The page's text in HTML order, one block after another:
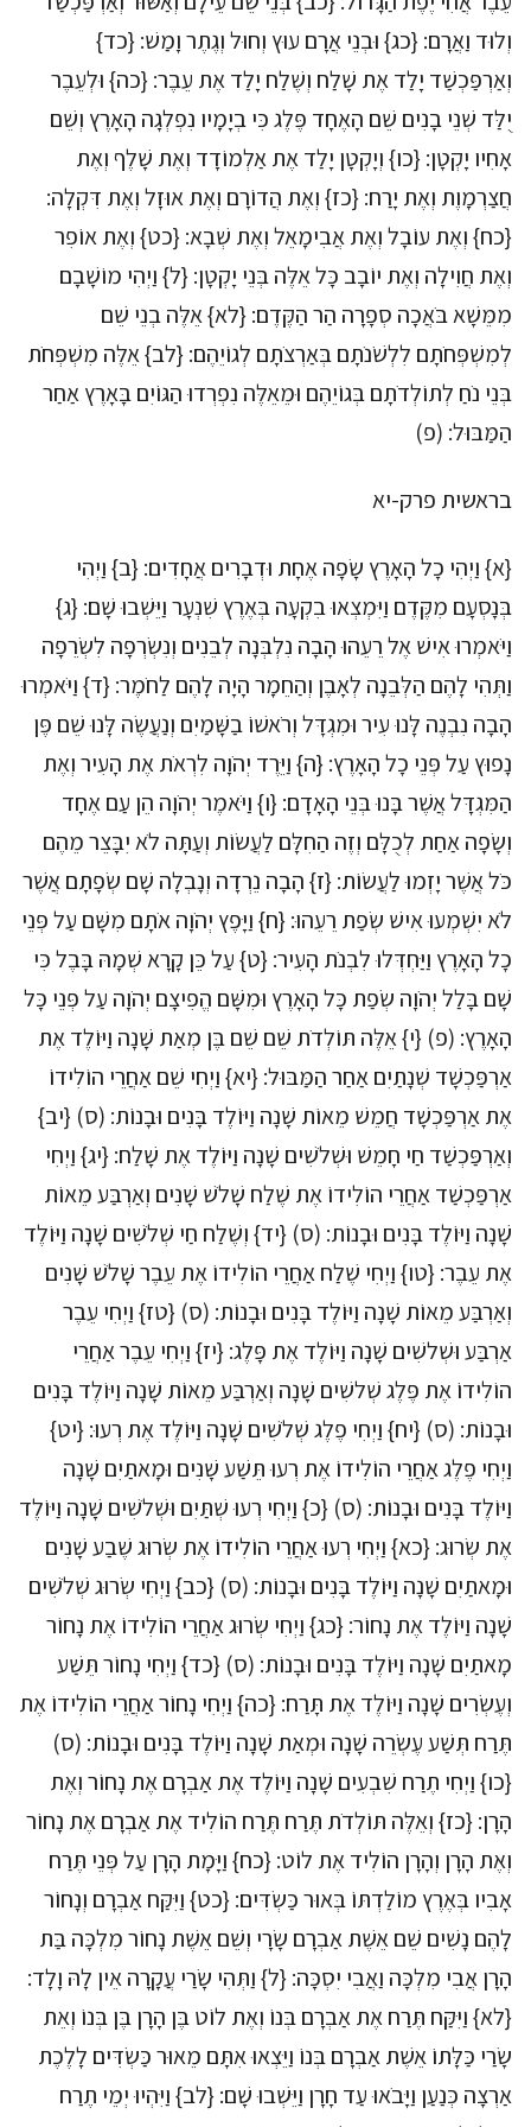
וְלוּד וַאֲרָם: {כג} וּבְנֵי אֲרָם עוּץ וְחוּל וְגֶתֶר וָמַשׁ: {כד}
וְאַרְפַּכְשַׁד יָלַד אֶת שָׁלַח וְשֶׁלַח יָלַד אֶת עֵבֶר: {כה} וּלְעֵבֶר
יֻלַּד שְׁנֵי בָנִים שֵׁם הָאֶחָד פֶּלֶג כִּי בְיָמָיו נִפְלְגָה הָאָרֶץ וְשֵׁם
אָחִיו יָקְטָן: {כו} וְיָקְטָן יָלַד אֶת אַלְמוֹדָד וְאֶת שָׁלֶף וְאֶת
חֲצַרְמָוֶת וְאֶת יָרַח: {כז} וְאֶת הֲדוֹרָם וְאֶת אוּזָל וְאֶת דִּקְלָה:
{כח} וְאֶת עוֹבָל וְאֶת אֲבִימָאֵל וְאֶת שְׁבָא: {כט} וְאֶת אוֹפִר
וְאֶת חֲוִילָה וְאֶת יוֹבָב כָּל אֵלֶּה בְּנֵי יָקְטָן: {ל} וַיְהִי מוֹשָׁבָם
מִמֵּשָׁא בֹּאֲכָה סְפָרָה הַר הַקֶּדֶם: {לא} אֵלֶּה בְנֵי שֵׁם
לְמִשְׁפְּחֹתָם לִלְשֹׁנֹתָם בְּאַרְצֹתָם לְגוֹיֵהֶם: {לב} אֵלֶּה מִשְׁפְּחֹת
בְּנֵי נֹחַ לְתוֹלְדֹתָם בְּגוֹיֵהֶם וּמֵאֵלֶּה נִפְרְדוּ הַגּוֹיִם בָּאָרֶץ אַחַר
הַמַּבּוּל: (פ)
בראשית פרק-יא
{א} וַיְהִי כָל הָאָרֶץ שָׂפָה אֶחָת וּדְבָרִים אֲחָדִים: {ב} וַיְהִי
בְּנָסְעָם מִקֶּדֶם וַיִּמְצְאוּ בִקְעָה בְּאֶרֶץ שִׁנְעָר וַיֵּשְׁבוּ שָׁם: {ג}
וַיֹּאמְרוּ אִישׁ אֶל רֵעֵהוּ הָבָה נִלְבְּנָה לְבֵנִים וְנִשְׂרְפָה לִשְׂרֵפָה
וַתְּהִי לָהֶם הַלְּבֵנָה לְאָבֶן וְהַחֵמָר הָיָה לָהֶם לַחֹמֶר: {ד} וַיֹּאמְרוּ
הָבָה נִבְנֶה לָּנוּ עִיר וּמִגְדָּל וְרֹאשׁוֹ בַשָּׁמַיִם וְנַעֲשֶׂה לָּנוּ שֵׁם פֶּן
נָפוּץ עַל פְּנֵי כָל הָאָרֶץ: {ה} וַיֵּרֶד יְהֹוָה לִרְאֹת אֶת הָעִיר וְאֶת
הַמִּגְדָּל אֲשֶׁר בָּנוּ בְּנֵי הָאָדָם: {ו} וַיֹּאמֶר יְהֹוָה הֵן עַם אֶחָד
וְשָׂפָה אַחַת לְכֻלָּם וְזֶה הַחִלָּם לַעֲשׂוֹת וְעַתָּה לֹא יִבָּצֵר מֵהֶם
כֹּל אֲשֶׁר יָזְמוּ לַעֲשׂוֹת: {ז} הָבָה נֵרְדָה וְנָבְלָה שָׁם שְׂפָתָם אֲשֶׁר
לֹא יִשְׁמְעוּ אִישׁ שְׂפַת רֵעֵהוּ: {ח} וַיָּפֶץ יְהֹוָה אֹתָם מִשָּׁם עַל פְּנֵי
כָל הָאָרֶץ וַיַּחְדְּלוּ לִבְנֹת הָעִיר: {ט} עַל כֵּן קָרָא שְׁמָהּ בָּבֶל כִּי
שָׁם בָּלַל יְהֹוָה שְׂפַת כָּל הָאָרֶץ וּמִשָּׁם הֱפִיצָם יְהֹוָה עַל פְּנֵי כָּל
הָאָרֶץ: (פ) {י} אֵלֶּה תּוֹלְדֹת שֵׁם שֵׁם בֶּן מְאַת שָׁנָה וַיּוֹלֶד אֶת
אַרְפַּכְשָׁד שְׁנָתַיִם אַחַר הַמַּבּוּל: {יא} וַיְחִי שֵׁם אַחֲרֵי הוֹלִידוֹ
אֶת אַרְפַּכְשָׁד חֲמֵשׁ מֵאוֹת שָׁנָה וַיּוֹלֶד בָּנִים וּבָנוֹת: (ס) {יב}
וְאַרְפַּכְשַׁד חַי חָמֵשׁ וּשְׁלֹשִׁים שָׁנָה וַיּוֹלֶד אֶת שָׁלַח: {יג} וַיְחִי
אַרְפַּכְשַׁד אַחֲרֵי הוֹלִידוֹ אֶת שֶׁלַח שָׁלֹשׁ שָׁנִים וְאַרְבַּע מֵאוֹת
שָׁנָה וַיּוֹלֶד בָּנִים וּבָנוֹת: (ס) {יד} וְשֶׁלַח חַי שְׁלֹשִׁים שָׁנָה וַיּוֹלֶד
אֶת עֵבֶר: {טו} וַיְחִי שֶׁלַח אַחֲרֵי הוֹלִידוֹ אֶת עֵבֶר שָׁלֹשׁ שָׁנִים
וְאַרְבַּע מֵאוֹת שָׁנָה וַיּוֹלֶד בָּנִים וּבָנוֹת: (ס) {טז} וַיְחִי עֵבֶר
אַרְבַּע וּשְׁלשִׁים שָׁנָה וַיּוֹלֶד אֶת פָּלֶג: {יז} וַיְחִי עֵבֶר אַחֲרֵי
הוֹלִידוֹ אֶת פֶּלֶג שְׁלשִׁים שָׁנָה וְאַרְבַּע מֵאוֹת שָׁנָה וַיּוֹלֶד בָּנִים
וּבָנוֹת: (ס) {יח} וַיְחִי פֶלֶג שְׁלֹשִׁים שָׁנָה וַיּוֹלֶד אֶת רְעוּ: {יט}
וַיְחִי פֶלֶג אַחֲרֵי הוֹלִידוֹ אֶת רְעוּ תֵּשַׁע שָׁנִים וּמָאתַיִם שָׁנָה
וַיּוֹלֶד בָּנִים וּבָנוֹת: (ס) {כ} וַיְחִי רְעוּ שְׁתַּיִם וּשְׁלֹשִׁים שָׁנָה וַיּוֹלֶד
אֶת שְׂרוּג: {כא} וַיְחִי רְעוּ אַחֲרֵי הוֹלִידוֹ אֶת שְׂרוּג שֶׁבַע שָׁנִים
וּמָאתַיִם שָׁנָה וַיּוֹלֶד בָּנִים וּבָנוֹת: (ס) {כב} וַיְחִי שְׂרוּג שְׁלֹשִׁים
שָׁנָה וַיּוֹלֶד אֶת נָחוֹר: {כג} וַיְחִי שְׂרוּג אַחֲרֵי הוֹלִידוֹ אֶת נָחוֹר
מָאתַיִם שָׁנָה וַיּוֹלֶד בָּנִים וּבָנוֹת: (ס) {כד} וַיְחִי נָחוֹר תֵּשַׁע
וְעֶשְׂרִים שָׁנָה וַיּוֹלֶד אֶת תָּרַח: {כה} וַיְחִי נָחוֹר אַחֲרֵי הוֹלִידוֹ אֶת
תֶּרַח תְּשַׁע עֶשְׂרֵה שָׁנָה וּמְאַת שָׁנָה וַיּוֹלֶד בָּנִים וּבָנוֹת: (ס)
{כו} וַיְחִי תֶרַח שִׁבְעִים שָׁנָה וַיּוֹלֶד אֶת אַבְרָם אֶת נָחוֹר וְאֶת
הָרָן: {כז} וְאֵלֶּה תּוֹלְדֹת תֶּרַח תֶּרַח הוֹלִיד אֶת אַבְרָם אֶת נָחוֹר
וְאֶת הָרָן וְהָרָן הוֹלִיד אֶת לוֹט: {כח} וַיָּמָת הָרָן עַל פְּנֵי תֶּרַח
אָבִיו בְּאֶרֶץ מוֹלַדְתּוֹ בְּאוּר כַּשְׂדִּים: {כט} וַיִּקַּח אַבְרָם וְנָחוֹר
לָהֶם נָשִׁים שֵׁם אֵשֶׁת אַבְרָם שָׂרָי וְשֵׁם אֵשֶׁת נָחוֹר מִלְכָּה בַּת
הָרָן אֲבִי מִלְכָּה וַאֲבִי יִסְכָּה: {ל} וַתְּהִי שָׂרַי עֲקָרָה אֵין לָהּ וָלָד:
{לא} וַיִּקַּח תֶּרַח אֶת אַבְרָם בְּנוֹ וְאֶת לוֹט בֶּן הָרָן בֶּן בְּנוֹ וְאֵת
שָׂרַי כַּלָּתוֹ אֵשֶׁת אַבְרָם בְּנוֹ וַיֵּצְאוּ אִתָּם מֵאוּר כַּשְׂדִּים לָלֶכֶת
אַרְצָה כְּנַעַן וַיָּבֹאוּ עַד חָרָן וַיֵּשְׁבוּ שָׁם: {לב} וַיִּהְיוּ יְמֵי תֶרַח